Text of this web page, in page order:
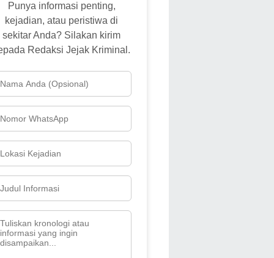
Punya informasi penting,
kejadian, atau peristiwa di
sekitar Anda? Silakan kirim
Redaksi Jejak Kriminal.